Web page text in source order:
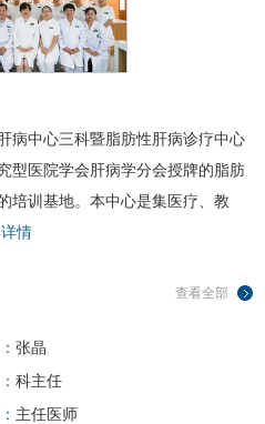
病中心三科暨脂肪性肝病诊疗中心
型医院学会肝病学分会授牌的脂肪
培训基地。本中心是集医疗、教
情
查看全部
张晶
科主任
主任医师